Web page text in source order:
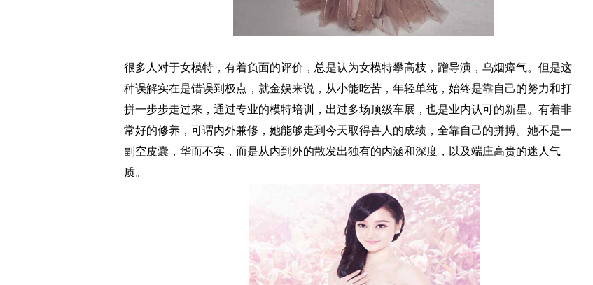
很多人对于女模特，有着负面的评价，总是认为女模特攀高枝，蹭导演，乌烟瘴气。但是这
种误解实在是错误到极点，就金娱来说，从小能吃苦，年轻单纯，始终是靠自己的努力和打
拼一步步走过来，通过专业的模特培训，出过多场顶级车展，也是业内认可的新星。有着非
常好的修养，可谓内外兼修，她能够走到今天取得喜人的成绩，全靠自己的拼搏。她不是一
副空皮囊，华而不实，而是从内到外的散发出独有的内涵和深度，以及端庄高贵的迷人气
质。